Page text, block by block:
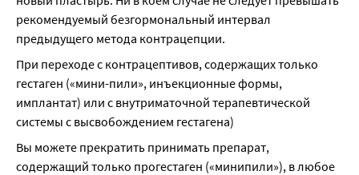
рекомендуемый безгормональный интервал
предыдущего метода контрацепции.
При переходе с контрацептивов, содержащих только
гестаген («мини-пили», инъекционные формы,
имплантат) или с внутриматочной терапевтической
системы с высвобождением гестагена)
Вы можете прекратить принимать препарат,
содержащий только прогестаген («минипили»), в любое